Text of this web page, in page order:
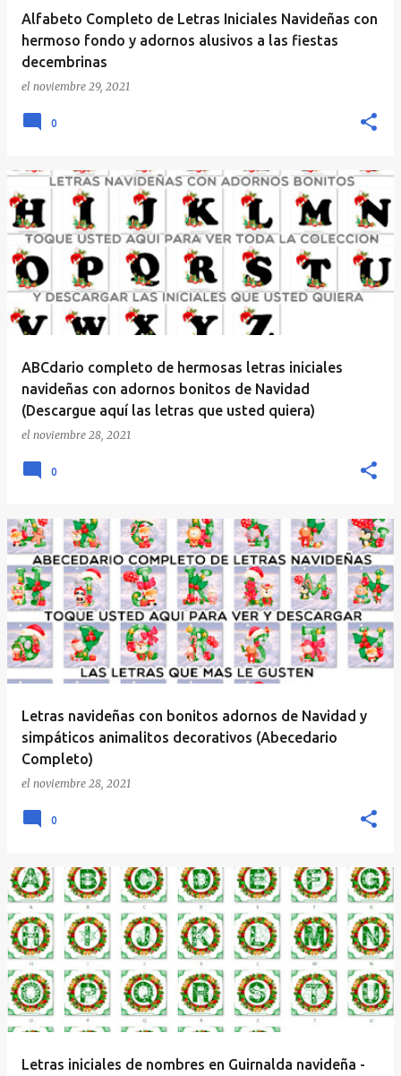
Alfabeto Completo de Letras Iniciales Navideñas con
hermoso fondo y adornos alusivos a las fiestas
decembrinas
el noviembre 29, 2021
0
ABCdario completo de hermosas letras iniciales
navideñas con adornos bonitos de Navidad
(Descargue aquí las letras que usted quiera)
el noviembre 28, 2021
0
Letras navideñas con bonitos adornos de Navidad y
simpáticos animalitos decorativos (Abecedario
Completo)
el noviembre 28, 2021
0
Letras iniciales de nombres en Guirnalda navideña -